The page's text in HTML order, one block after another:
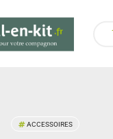
ACCESSOIRES